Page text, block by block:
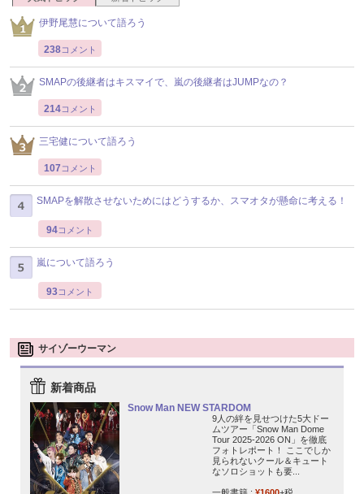
伊野尾慧について語ろう
238コメント
SMAPの後継者はキスマイで、嵐の後継者はJUMPなの？
214コメント
三宅健について語ろう
107 コメント
SMAPを解散させないためにはどうするか、スマオタが懸命に考える！
94コメント
嵐について語ろう
93コメント
サイゾーウーマン
新着商品
Snow Man NEW STARDOM
9人の絆を見せつけた5大ドー
ムツアー「Snow Man Dome
Tour 2025-2026 ON」を徹底
フォトレポート！ ここでしか
見られないクール＆キュート
なソロショットも要...